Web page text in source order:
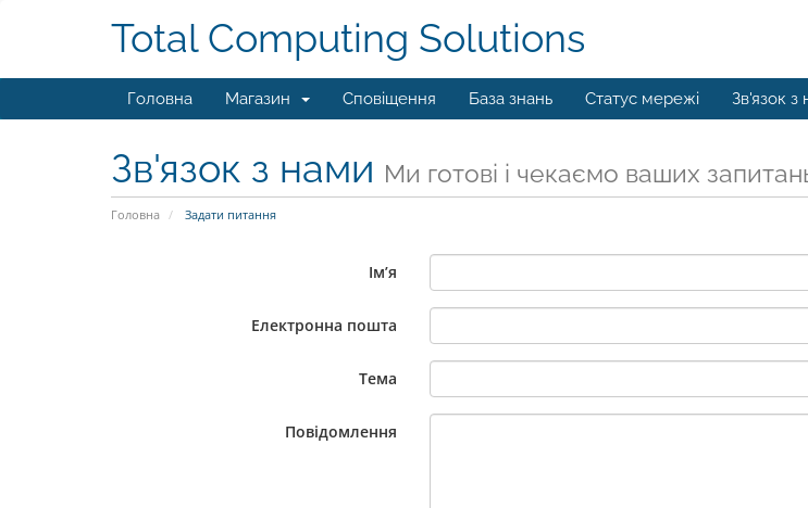
Total Computing Solutions
Головна Магазин Сповіщення База знань Статус мережі Зв'язок з
Зв'язок з нами Ми готові і чекаємо ваших
Головна Задати питання
Ім’я
Електронна пошта
Тема
Повідомлення